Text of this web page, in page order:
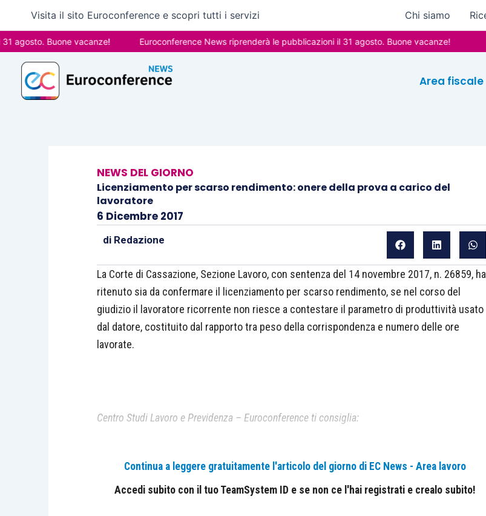
contenuto
Visita il sito Euroconference e scopri tutti i servizi Chi siamo
Buone vacanze! Euroconference News riprenderà le pubblicazioni il 31 agosto. Buone vacanze!
Area fiscale
NEWS DEL GIORNO
Licenziamento per scarso rendimento: onere della prova a carico del
lavoratore
6 Dicembre 2017
di Redazione
La Corte di Cassazione, Sezione Lavoro, con sentenza del 14 novembre 2017, n. 26859, ha
ritenuto sia da confermare il licenziamento per scarso rendimento, se nel corso del
giudizio il lavoratore ricorrente non riesce a contestare il parametro di produttività usato
dal datore, costituito dal rapporto tra peso della corrispondenza e numero delle ore
lavorate.
Centro Studi Lavoro e Previdenza – Euroconference ti consiglia:
Continua a leggere gratuitamente l'articolo del giorno di EC News - Area lavoro
Accedi subito con il tuo TeamSystem ID e se non ce l'hai registrati e crealo subito!